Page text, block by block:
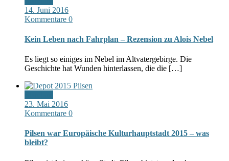
14. Juni 2016
Kommentare 0
Kein Leben nach Fahrplan – Rezension zu Alois Nebel
Es liegt so einiges im Nebel im Altvatergebirge. Die
Geschichte hat Wunden hinterlassen, die die […]
23. Mai 2016
Kommentare 0
Pilsen war Europäische Kulturhauptstadt 2015 – was
bleibt?